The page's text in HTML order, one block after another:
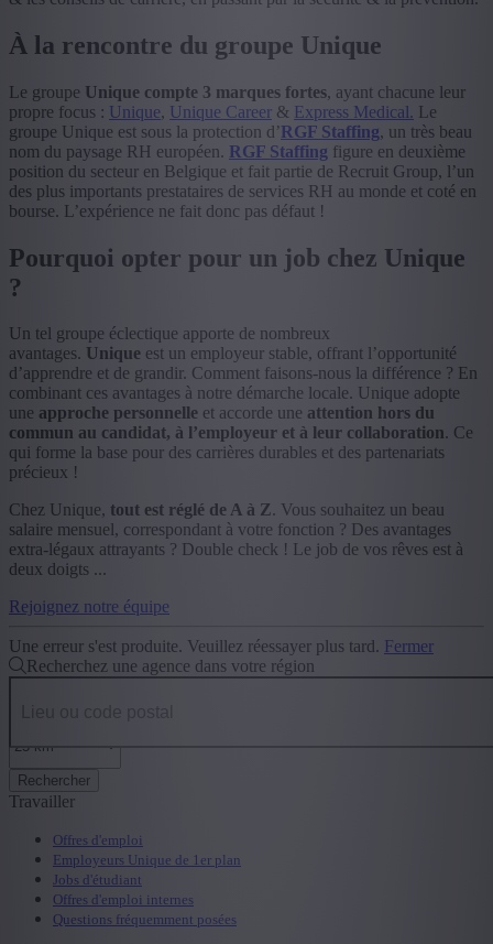
À la rencontre du groupe Unique
Le groupe Unique compte 3 marques fortes, ayant chacune leur
propre focus : Unique, Unique Career & Express Medical. Le
groupe Unique est sous la protection d’RGF Staffing, un très beau
nom du paysage RH européen. RGF Staffing figure en deuxième
position du secteur en Belgique et fait partie de Recruit Group, l’un
des plus importants prestataires de services RH au monde et coté en
bourse. L’expérience ne fait donc pas défaut !
Pourquoi opter pour un job chez Unique
?
Un tel groupe éclectique apporte de nombreux
avantages. Unique est un employeur stable, offrant l’opportunité
d’apprendre et de grandir. Comment faisons-nous la différence ? En
combinant ces avantages à notre démarche locale. Unique adopte
une approche personnelle et accorde une attention hors du
commun au candidat, à l’employeur et à leur collaboration. Ce
qui forme la base pour des carrières durables et des partenariats
précieux !
Chez Unique, tout est réglé de A à Z. Vous souhaitez un beau
salaire mensuel, correspondant à votre fonction ? Des avantages
extra-légaux attrayants ? Double check ! Le job de vos rêves est à
deux doigts ...
Rejoignez notre équipe
Une erreur s'est produite. Veuillez réessayer plus tard. Fermer
Recherchez une agence dans votre région
Rechercher
Travailler
Offres d'emploi
Employeurs Unique de 1er plan
Jobs d'étudiant
Offres d'emploi internes
Questions fréquemment posées